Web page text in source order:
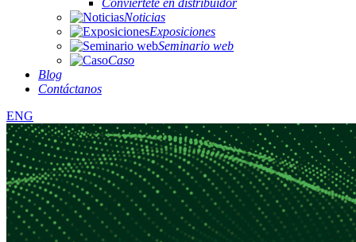
Conviértete en distribuidor
Noticias
Exposiciones
Seminario web
Caso
Blog
Contáctanos
ENG